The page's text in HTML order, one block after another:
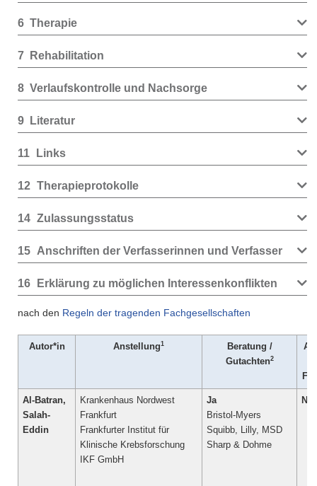
6 Therapie
7 Rehabilitation
8 Verlaufskontrolle und Nachsorge
9 Literatur
11 Links
12 Therapieprotokolle
14 Zulassungsstatus
15 Anschriften der Verfasserinnen und Verfasser
16 Erklärung zu möglichen Interessenkonflikten
nach den Regeln der tragenden Fachgesellschaften
Autor*in Anstellung1
Beratung /
Gutachten2
Al-Batran,
Salah-
Eddin
Krankenhaus Nordwest
Frankfurt
Frankfurter Institut für
Klinische Krebsforschung
IKF GmbH
Ja
Bristol-Myers
Squibb, Lilly, MSD
Sharp & Dohme